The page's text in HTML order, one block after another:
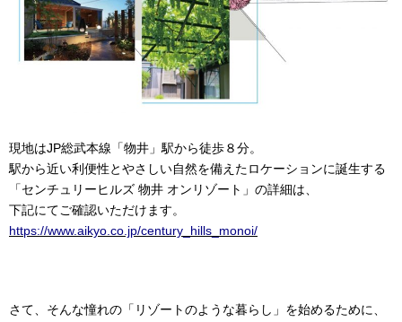
現地はJP総武本線「物井」駅から徒歩８分。
駅から近い利便性とやさしい自然を備えたロケーションに誕生する
「センチュリーヒルズ 物井 オンリゾート」の詳細は、
下記にてご確認いただけます。
https://www.aikyo.co.jp/century_hills_monoi/
さて、そんな憧れの「リゾートのような暮らし」を始めるために、